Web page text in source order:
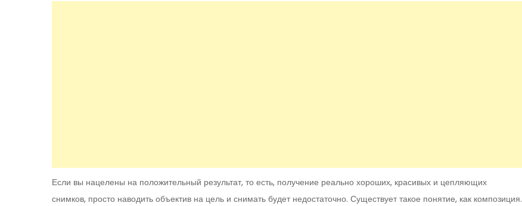
Если вы нацелены на положительный результат, то есть, получение реально хороших, красивых и цепляющих
снимков, просто наводить объектив на цель и снимать будет недостаточно. Существует такое понятие, как композиция.